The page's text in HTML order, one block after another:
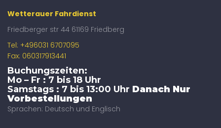
Wetterauer Fahrdienst
Friedberger str 44 61169 Friedberg
Tel: +496031 6707095
Fax: 060317913441
Buchungszeiten:
Mo – Fr : 7 bis 18 Uhr
Samstags : 7 bis 13:00 Uhr Danach Nur
Vorbestellungen
Sprachen: Deutsch und Englisch